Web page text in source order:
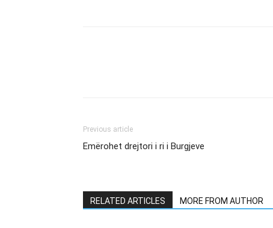
Previous article
Emërohet drejtori i ri i Burgjeve
RELATED ARTICLES MORE FROM AUTHOR